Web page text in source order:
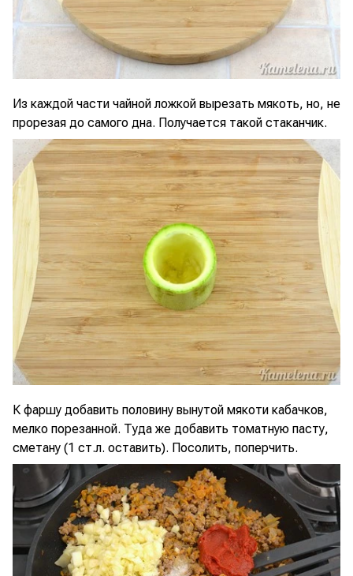
Из каждой части чайной ложкой вырезать мякоть, но, не
прорезая до самого дна. Получается такой стаканчик.
К фаршу добавить половину вынутой мякоти кабачков,
мелко порезанной. Туда же добавить томатную пасту,
сметану (1 ст.л. оставить). Посолить, поперчить.